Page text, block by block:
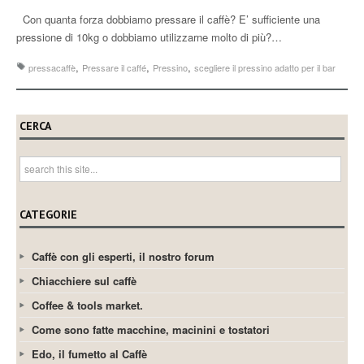
Con quanta forza dobbiamo pressare il caffè? E’ sufficiente una
pressione di 10kg o dobbiamo utilizzarne molto di più?…
pressacaffè, Pressare il caffé, Pressino, scegliere il pressino adatto per il bar
CERCA
CATEGORIE
Caffè con gli esperti, il nostro forum
Chiacchiere sul caffè
Coffee & tools market.
Come sono fatte macchine, macinini e tostatori
Edo, il fumetto al Caffè